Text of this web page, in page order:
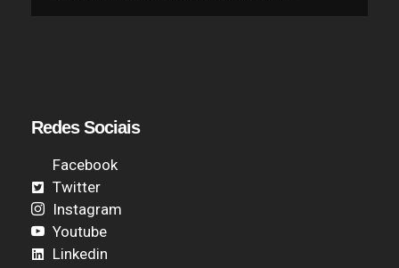
Redes Sociais
Facebook
Twitter
Instagram
Youtube
Linkedin